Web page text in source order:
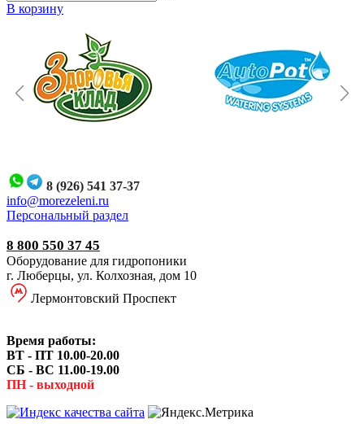
В корзину
8 (926) 541 37-37
info@morezeleni.ru
Персональный раздел
8 800 550 37 45
Оборудование для гидропоники
г. Люберцы, ул. Колхозная, дом 10
Лермонтовский Проспект
Время работы:
ВТ - ПТ 10.00-20.00
СБ - ВС 11.00-19.00
ПН - выходной